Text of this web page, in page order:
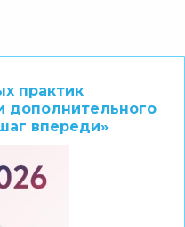
практик
дополнительного
впереди»